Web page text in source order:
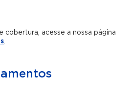
cobertura, acesse a nossa página
.